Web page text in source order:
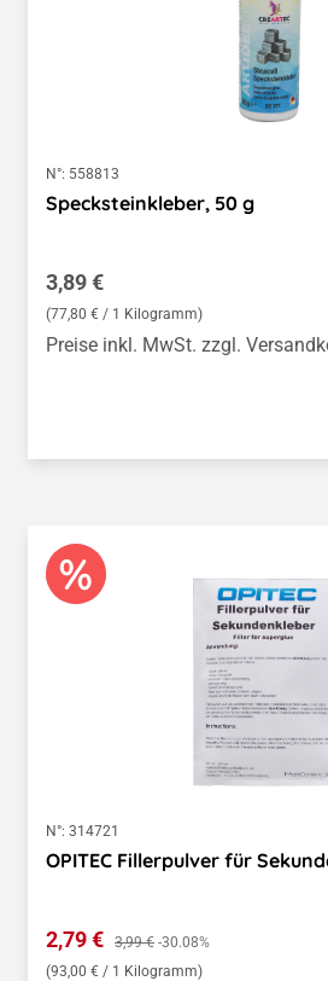
N°: 558813
Specksteinkleber, 50 g
Regulärer Preis:
3,89 €
(77,80 € / 1 Kilogramm)
Preise inkl. MwSt. zzgl.
N°: 314721
OPITEC Fillerpulver für
Verkaufspreis:
2,79 € Regulärer Preis:
3,99 € -30.08%
(93,00 € / 1 Kilogramm)